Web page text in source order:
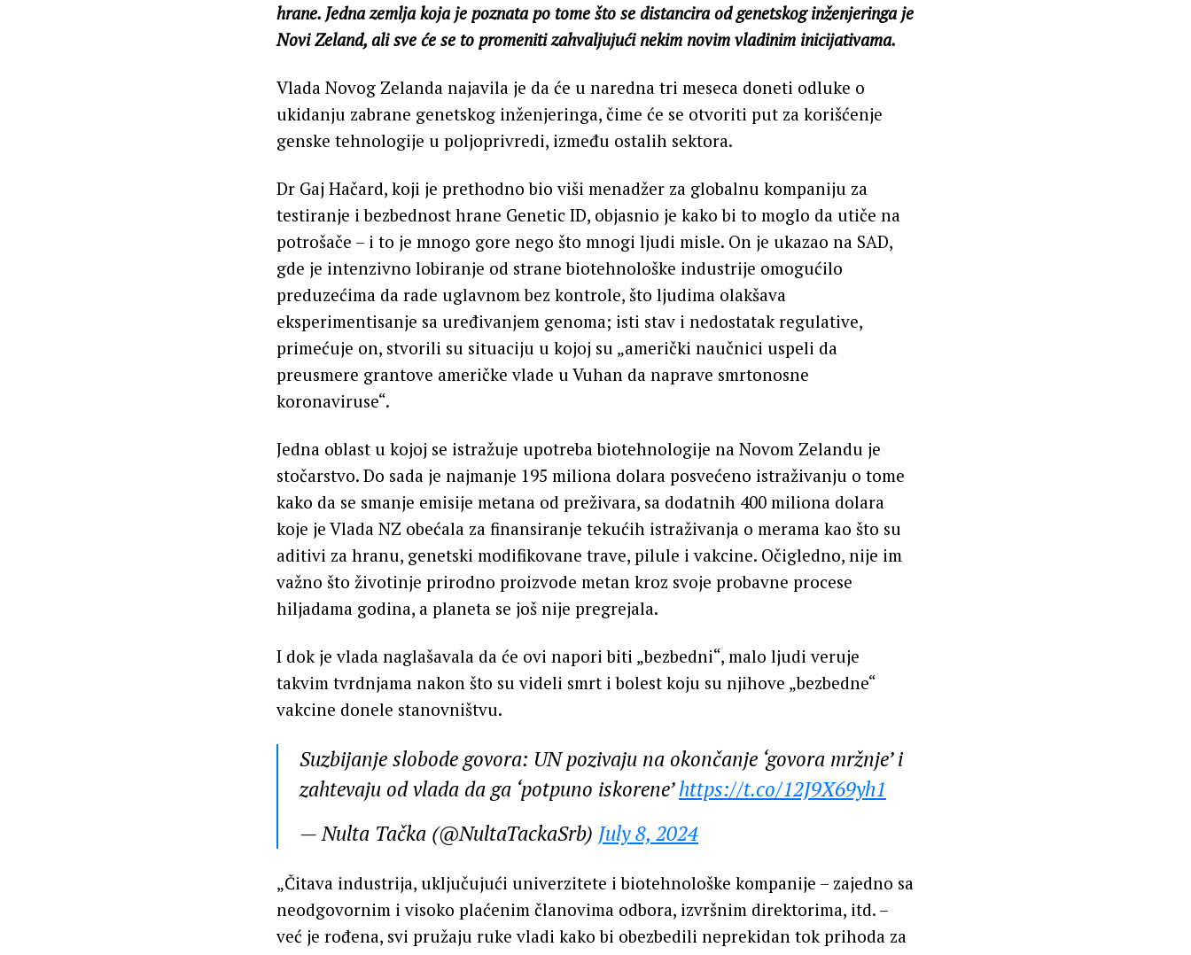
hrane. Jedna zemlja koja je poznata po tome što se distancira od genetskog inženjeringa je
Novi Zeland, ali sve će se to promeniti zahvaljujući nekim novim vladinim inicijativama.
Vlada Novog Zelanda najavila je da će u naredna tri meseca doneti odluke o
ukidanju zabrane genetskog inženjeringa, čime će se otvoriti put za korišćenje
genske tehnologije u poljoprivredi, između ostalih sektora.
Dr Gaj Hačard, koji je prethodno bio viši menadžer za globalnu kompaniju za
testiranje i bezbednost hrane Genetic ID, objasnio je kako bi to moglo da utiče na
potrošače – i to je mnogo gore nego što mnogi ljudi misle. On je ukazao na SAD,
gde je intenzivno lobiranje od strane biotehnološke industrije omogućilo
preduzećima da rade uglavnom bez kontrole, što ljudima olakšava
eksperimentisanje sa uređivanjem genoma; isti stav i nedostatak regulative,
primećuje on, stvorili su situaciju u kojoj su „američki naučnici uspeli da
preusmere grantove američke vlade u Vuhan da naprave smrtonosne
koronaviruse“.
Jedna oblast u kojoj se istražuje upotreba biotehnologije na Novom Zelandu je
stočarstvo. Do sada je najmanje 195 miliona dolara posvećeno istraživanju o tome
kako da se smanje emisije metana od preživara, sa dodatnih 400 miliona dolara
koje je Vlada NZ obećala za finansiranje tekućih istraživanja o merama kao što su
aditivi za hranu, genetski modifikovane trave, pilule i vakcine. Očigledno, nije im
važno što životinje prirodno proizvode metan kroz svoje probavne procese
hiljadama godina, a planeta se još nije pregrejala.
I dok je vlada naglašavala da će ovi napori biti „bezbedni“, malo ljudi veruje
takvim tvrdnjama nakon što su videli smrt i bolest koju su njihove „bezbedne“
vakcine donele stanovništvu.
Suzbijanje slobode govora: UN pozivaju na okončanje ‘govora mržnje’ i
zahtevaju od vlada da ga ‘potpuno iskorene’https://t.co/12J9X69yh1
— Nulta Tačka (@NultaTackaSrb) July 8, 2024
„Čitava industrija, uključujući univerzitete i biotehnološke kompanije – zajedno sa
neodgovornim i visoko plaćenim članovima odbora, izvršnim direktorima, itd. –
već je rođena, svi pružaju ruke vladi kako bi obezbedili neprekidan tok prihoda za